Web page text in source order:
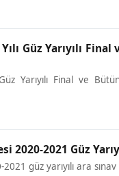
Güz Yarıyılı
Yarıyılı Final ve
2021 Güz
güz yarıyılı ara